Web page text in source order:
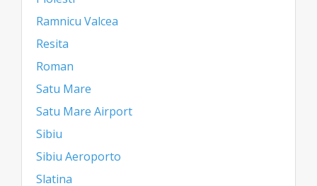
Ramnicu Valcea
Resita
Roman
Satu Mare
Satu Mare Airport
Sibiu
Sibiu Aeroporto
Slatina